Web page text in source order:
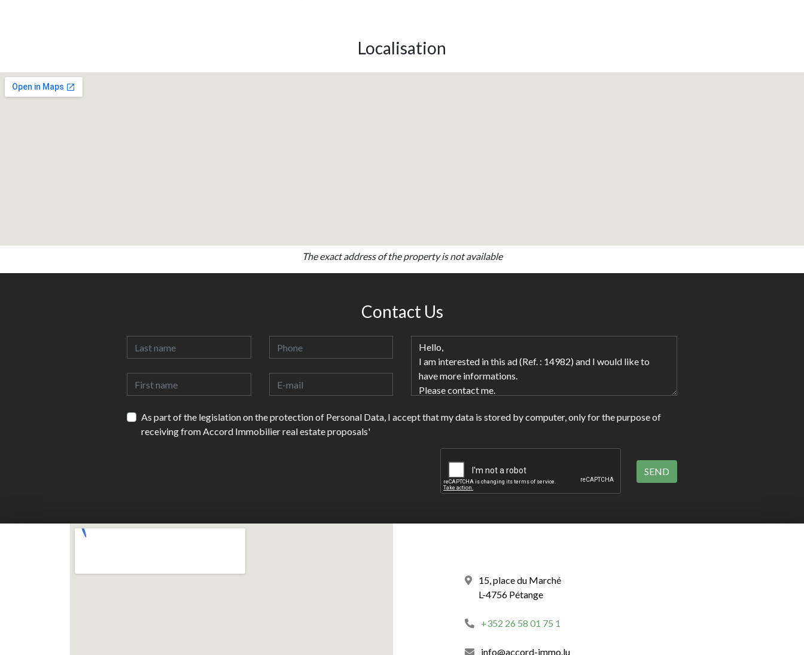
Localisation
The exact address of the property is not available
Contact Us
As part of the legislation on the protection of Personal Data, I accept that my data is stored by computer, only for the purpose of
receiving from Accord Immobilier real estate proposals'
15, place du Marché
L-4756 Pétange
+352 26 58 01 75 1
info@accord-immo.lu